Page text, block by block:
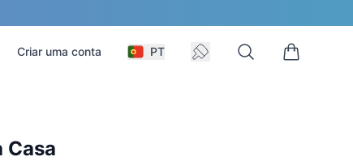
Criar uma conta PT
, change languageCurrent theme
Search
0 items in
Casa